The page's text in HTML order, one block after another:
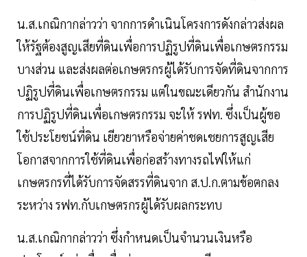
น.ส.เกณิกากล่าวว่า จากการดำเนินโครงการดังกล่าวส่งผล
ให้รัฐต้องสูญเสียที่ดินเพื่อการปฏิรูปที่ดินเพื่อเกษตรกรรม
บางส่วน และส่งผลต่อเกษตรกรผู้ได้รับการจัดที่ดินจากการ
ปฏิรูปที่ดินเพื่อเกษตรกรรม แต่ในขณะเดียวกัน สำนักงาน
การปฏิรูปที่ดินเพื่อเกษตรกรรม จะให้ รฟท. ซึ่งเป็นผู้ขอ
ใช้ประโยชน์ที่ดิน เยียวยาหรือจ่ายค่าชดเชยการสูญเสีย
โอกาสจากการใช้ที่ดินเพื่อก่อสร้างทางรถไฟให้แก่
เกษตรกรที่ได้รับการจัดสรรที่ดินจาก ส.ป.ก.ตามข้อตกลง
ระหว่าง รฟท.กับเกษตรกรผู้ได้รับผลกระทบ
น.ส.เกณิกากล่าวว่า ซึ่งกำหนดเป็นจำนวนเงินหรือ